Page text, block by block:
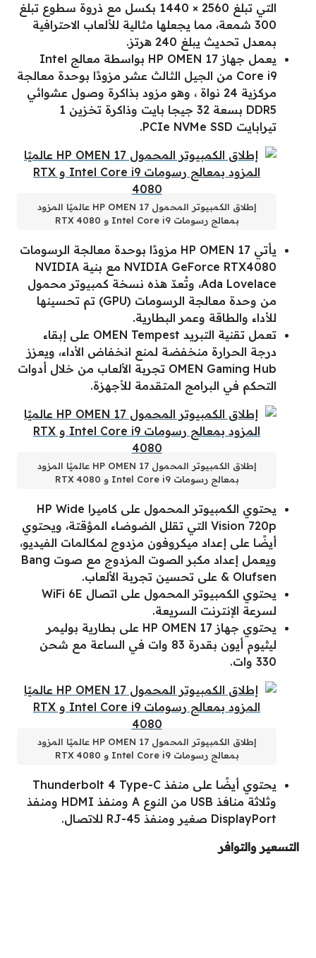
التي تبلغ 2560 × 1440 بكسل مع ذروة سطوع تبلغ
300 شمعة، مما يجعلها مثالية للألعاب الاحترافية
بمعدل تحديث يبلغ 240 هرتز.
يعمل جهاز HP OMEN 17 بواسطة معالج Intel
Core i9 من الجيل الثالث عشر مزودًا بوحدة معالجة
مركزية 24 نواة ، وهو مزود بذاكرة وصول عشوائي
DDR5 بسعة 32 جيجا بايت وذاكرة تخزين 1
تيرابايت PCIe NVMe SSD.
إطلاق الكمبيوتر المحمول HP OMEN 17 عالميًا المزود
بمعالج رسومات Intel Core i9 و RTX 4080
يأتي HP OMEN 17 مزودًا بوحدة معالجة الرسومات
NVIDIA GeForce RTX4080 مع بنية NVIDIA
Ada Lovelace، وتُعدّ هذه نسخة كمبيوتر محمول
من وحدة معالجة الرسومات (GPU) تم تحسينها
للأداء والطاقة وعمر البطارية.
تعمل تقنية التبريد OMEN Tempest على إبقاء
درجة الحرارة منخفضة لمنع انخفاض الأداء، ويعزز
OMEN Gaming Hub تجربة الألعاب من خلال أدوات
التحكم في البرامج المتقدمة للأجهزة.
إطلاق الكمبيوتر المحمول HP OMEN 17 عالميًا المزود
بمعالج رسومات Intel Core i9 و RTX 4080
يحتوي الكمبيوتر المحمول على كاميرا HP Wide
Vision 720p التي تقلل الضوضاء المؤقتة، ويحتوي
أيضًا على إعداد ميكروفون مزدوج لمكالمات الفيديو،
ويعمل إعداد مكبر الصوت المزدوج مع صوت Bang
& Olufsen على تحسين تجربة الألعاب.
يحتوي الكمبيوتر المحمول على اتصال WiFi 6E
لسرعة الإنترنت السريعة.
يحتوي جهاز HP OMEN 17 على بطارية بوليمر
ليثيوم أيون بقدرة 83 وات في الساعة مع شحن
330 وات.
إطلاق الكمبيوتر المحمول HP OMEN 17 عالميًا المزود
بمعالج رسومات Intel Core i9 و RTX 4080
يحتوي أيضًا على منفذ Thunderbolt 4 Type-C
وثلاثة منافذ USB من النوع A ومنفذ HDMI ومنفذ
DisplayPort صغير ومنفذ RJ-45 للاتصال.
التسعير والتوافر